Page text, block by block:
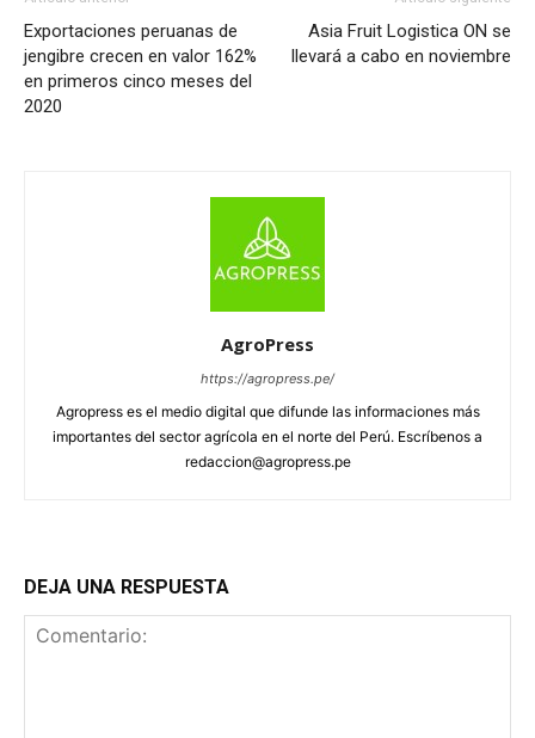
Exportaciones peruanas de
jengibre crecen en valor 162%
en primeros cinco meses del
2020
Asia Fruit Logistica ON se
llevará a cabo en noviembre
AgroPress
https://agropress.pe/
Agropress es el medio digital que difunde las informaciones más
importantes del sector agrícola en el norte del Perú. Escríbenos a
redaccion@agropress.pe
DEJA UNA RESPUESTA